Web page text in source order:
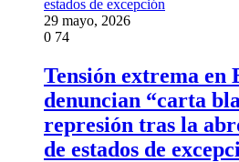
29 mayo, 2026
0 74
Tensión extrema en
denuncian “carta
represión tras la
de estados de